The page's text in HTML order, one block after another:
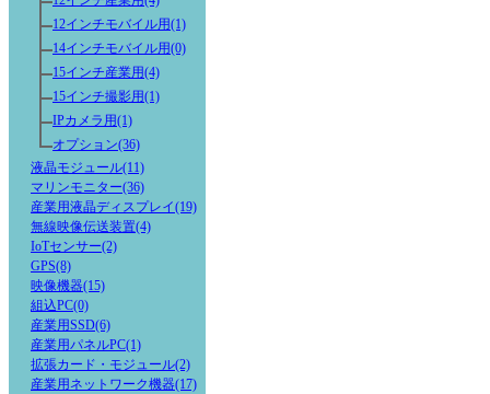
12インチモバイル用(1)
14インチモバイル用(0)
15インチ産業用(4)
15インチ撮影用(1)
IPカメラ用(1)
オプション(36)
液晶モジュール(11)
マリンモニター(36)
産業用液晶ディスプレイ(19)
無線映像伝送装置(4)
IoTセンサー(2)
GPS(8)
映像機器(15)
組込PC(0)
産業用SSD(6)
産業用パネルPC(1)
拡張カード・モジュール(2)
産業用ネットワーク機器(17)